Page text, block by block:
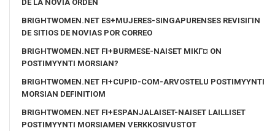
DE LA NOVIA ORDEN
BRIGHTWOMEN.NET ES+MUJERES-SINGAPURENSES REVISIГІN
DE SITIOS DE NOVIAS POR CORREO
BRIGHTWOMEN.NET FI+BURMESE-NAISET MIKГ¤ ON
POSTIMYYNTI MORSIAN?
BRIGHTWOMEN.NET FI+CUPID-COM-ARVOSTELU POSTIMYYNTI
MORSIAN DEFINITIOM
BRIGHTWOMEN.NET FI+ESPANJALAISET-NAISET LAILLISET
POSTIMYYNTI MORSIAMEN VERKKOSIVUSTOT